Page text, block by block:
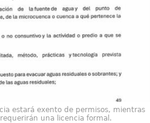
estará exento de permisos, mientras
una licencia formal.